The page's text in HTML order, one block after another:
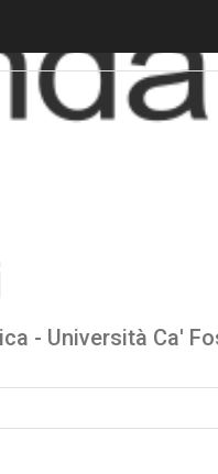
- Università Ca'